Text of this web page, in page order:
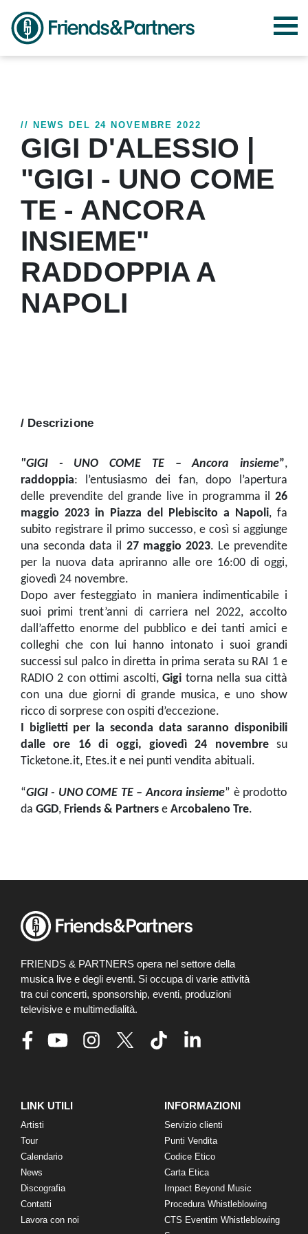
// NEWS DEL 24 NOVEMBRE 2022
GIGI D'ALESSIO |
"GIGI - UNO COME
TE - ANCORA
INSIEME"
RADDOPPIA A
NAPOLI
/ Descrizione
"GIGI - UNO COME TE – Ancora insieme”,
raddoppia: l’entusiasmo dei fan, dopo l’apertura
delle prevendite del grande live in programma il 26
maggio 2023 in Piazza del Plebiscito a Napoli, fa
subito registrare il primo successo, e così si aggiunge
una seconda data il 27 maggio 2023. Le prevendite
per la nuova data apriranno alle ore 16:00 di oggi,
giovedì 24 novembre.
Dopo aver festeggiato in maniera indimenticabile i
suoi primi trent’anni di carriera nel 2022, accolto
dall’affetto enorme del pubblico e dei tanti amici e
colleghi che con lui hanno intonato i suoi grandi
successi sul palco in diretta in prima serata su RAI 1 e
RADIO 2 con ottimi ascolti,Gigi torna nella sua città
con una due giorni di grande musica, e uno show
ricco di sorprese con ospiti d’eccezione.
I biglietti per la seconda data saranno disponibili
dalle ore 16 di oggi, giovedì 24 novembre su
Ticketone.it, Etes.it e nei punti vendita abituali.
“GIGI - UNO COME TE – Ancora insieme” è prodotto
da GGD, Friends & Partners e Arcobaleno Tre.
FRIENDS & PARTNERS opera nel settore della
musica live e degli eventi. Si occupa di varie attività
tra cui concerti, sponsorship, eventi, produzioni
televisive e multimedialità.
LINK UTILI
Artisti
Tour
Calendario
News
Discografia
Contatti
Lavora con noi
INFORMAZIONI
Servizio clienti
Punti Vendita
Codice Etico
Carta Etica
Impact Beyond Music
Procedura Whistleblowing
CTS Eventim Whistleblowing